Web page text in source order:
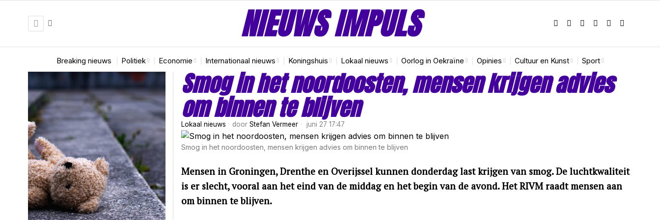
NIEUWS IMPULS
Breaking nieuws Politiek Economie Internationaal nieuws Koningshuis Lokaal nieuws Oorlog in Oekraïne Opinies Cultuur en Kunst Sport
Smog in het noordoosten, mensen krijgen advies
om binnen te blijven
Lokaal nieuws door Stefan Vermeer juni 27 17:47
Smog in het noordoosten, mensen krijgen advies om binnen te blijven
Mensen in Groningen, Drenthe en Overijssel kunnen donderdag last krijgen van smog. De luchtkwaliteit
is er slecht, vooral aan het eind van de middag en het begin van de avond. Het RIVM raadt mensen aan
om binnen te blijven.